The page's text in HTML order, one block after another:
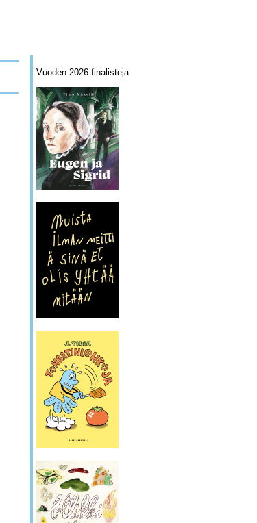
Vuoden 2026 finalisteja